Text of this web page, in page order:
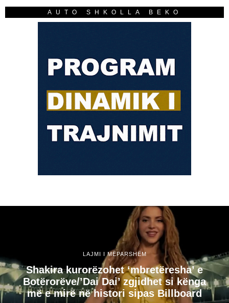
AUTO SHKOLLA BEKO
LAJMI I MËPARSHËM
Shakira kurorëzohet ‘mbretëresha’ e
Botërorëve/’Dai Dai’ zgjidhet si kënga
më e mirë në histori sipas Billboard